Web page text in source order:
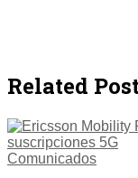
Related
Comunicados